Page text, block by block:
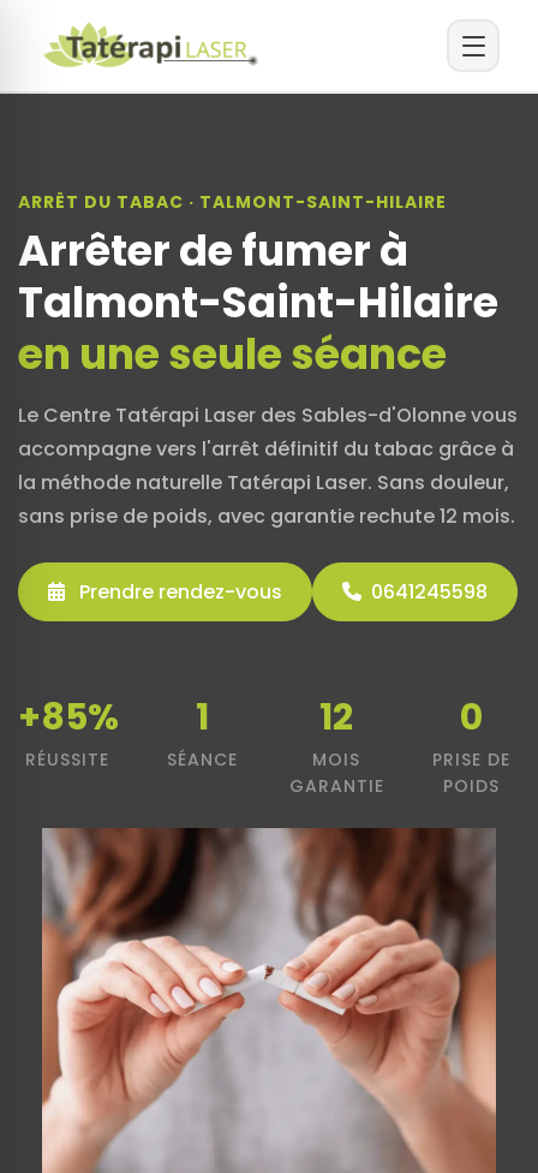
ARRÊT DU TABAC · TALMONT-SAINT-HILAIRE
Arrêter de fumer à
Talmont-Saint-Hilaire
en une seule séance
Le Centre Tatérapi Laser des Sables-d'Olonne vous
accompagne vers l'arrêt définitif du tabac grâce à
la méthode naturelle Tatérapi Laser. Sans douleur,
sans prise de poids, avec garantie rechute 12 mois.
Prendre rendez-vous 0641245598
+85%
RÉUSSITE
1
SÉANCE
12
MOIS
GARANTIE
0
PRISE DE
POIDS